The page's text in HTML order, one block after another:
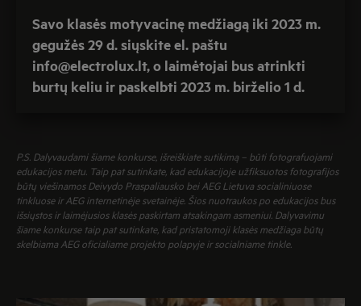
Savo klasės motyvacinę medžiagą iki 2023 m.
gegužės 29 d. siųskite el. paštu
info@electrolux.lt, o laimėtojai bus atrinkti
burtų keliu ir paskelbti 2023 m. birželio 1 d.
P.S. Dalyvaudami šiame konkurse, išreiškiate sutikimą – būti fotografuojami
edukacijos metu. Taip pat sutinkate, kad edukacijoje užfiksuotos fotografijos
būtų viešinamos Deivydo Praspaliausko bei AEG Lietuva socialiniuose
tinkluose ir AEG internetinėje svetainėje. Šios nuotraukos po edukacijos bus
išsiųstos ir laimėjusios klasės paskirtam atsakingam asmeniui. Dalyvavimu
šiame konkurse taip pat sutinkate, kad pristatomoji klasės medžiaga būtų
skelbiama AEG oficialiame projekto polapyje ir socialniame tinkle.